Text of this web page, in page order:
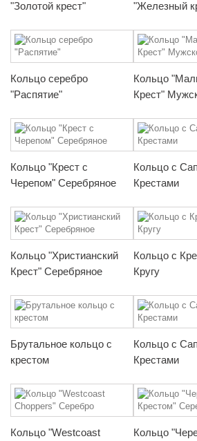
"Золотой крест" "Железный
Кольцо серебро
"Распятие"
Кольцо
Крест"
Кольцо "Крест с
Черепом" Серебряное
Кольцо с
Крестами
Кольцо "Христианский
Крест" Серебряное
Кольцо с
Кругу
Брутальное кольцо с
крестом
Кольцо с
Крестами
Кольцо "Westcoast
Кольцо